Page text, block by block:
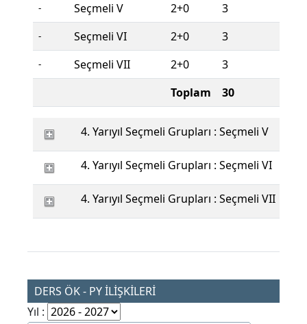
- Seçmeli V 2+0 3
- Seçmeli VI 2+0 3
- Seçmeli VII 2+0 3
Toplam
30
4. Yarıyıl Seçmeli Grupları : Seçmeli V
4. Yarıyıl Seçmeli Grupları : Seçmeli VI
4. Yarıyıl Seçmeli Grupları : Seçmeli VII
DERS ÖK - PY İLİŞKİLERİ
Yıl :